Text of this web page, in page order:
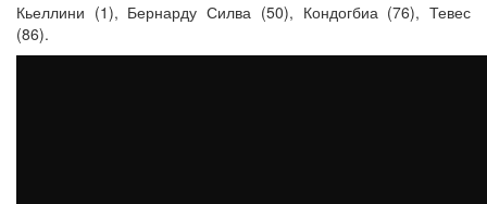
Кьеллини (1), Бернарду Силва (50), Кондогбиа (76), Тевес
(86).